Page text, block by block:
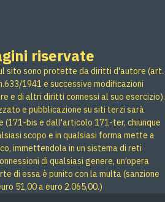
riservate
sito sono protette da diritti d'autore (art.
1941 e successive modificazioni
e di altri diritti connessi al suo esercizio).
e pubblicazione su siti terzi sarà
(171-bis e dall'articolo 171-ter, chiunque
scopo e in qualsiasi forma mette a
immettendola in un sistema di reti
di qualsiasi genere, un’opera
di essa è punito con la multa (sanzione
51,00 a euro 2.065,00.)